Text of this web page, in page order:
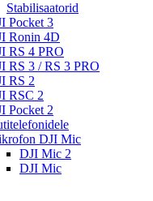
Stabilisaatorid
Pocket 3
Ronin 4D
RS 4 PRO
RS 3 / RS 3 PRO
RS 2
RSC 2
Pocket 2
DJI Mic
DJI Mic 2
DJI Mic